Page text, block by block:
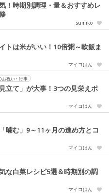
！時期別調理・量＆おすすめレ
sumiko
トは米がいい！10倍粥～軟飯ま
マイコはん
お祝い・行事
立て」が大事！3つの見栄えポ
マイコはん
噛む」9～11ヶ月の進め方とコ
マイコはん
な白菜レシピ5選＆時期別の調
マイコはん